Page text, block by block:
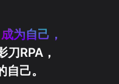
为自己，
RPA，
己。